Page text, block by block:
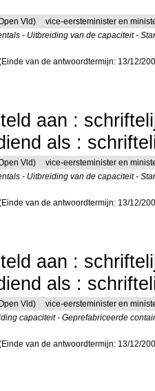
Vld)
vice-eersteminister en
- Uitbreiding van de capaciteit -
van de antwoordtermijn: 13/12/
aan :
als :
Vld)
vice-eersteminister en
- Uitbreiding van de capaciteit -
van de antwoordtermijn: 13/12/
aan :
als :
Vld)
vice-eersteminister en
capaciteit - Geprefabriceerde
van de antwoordtermijn: 13/12/